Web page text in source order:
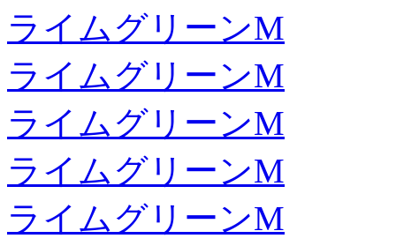
ライムグリーンM
ライムグリーンM
ライムグリーンM
ライムグリーンM
ライムグリーンM